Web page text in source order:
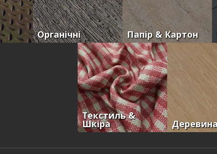
Органічні Папір & Картон
Текстиль &
Шкіра